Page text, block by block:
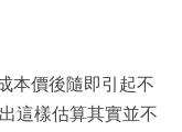
本價後隨即引起不
這樣估算其實並不